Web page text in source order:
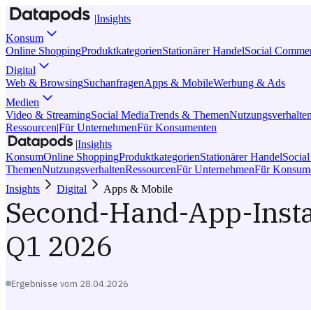
|Insights
Konsum
Online ShoppingProduktkategorienStationärer HandelSocial
Digital
Web & BrowsingSuchanfragenApps & MobileWerbung & Ads
Medien
Video & StreamingSocial MediaTrends & ThemenNutzungsverhalten
Ressourcen|Für UnternehmenFür Konsumenten
|Insights
KonsumOnline ShoppingProduktkategorienStationärer Handel
ThemenNutzungsverhaltenRessourcenFür UnternehmenFür
Insights
Digital Apps & Mobile
Second-Hand-App-
Q1 2026
Ergebnisse vom 28.04.2026